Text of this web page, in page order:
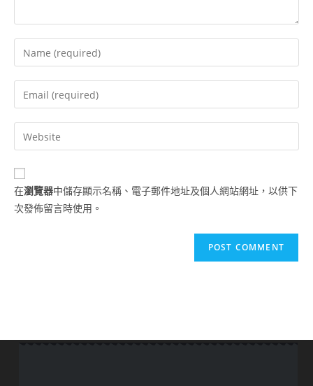
在瀏覽器中儲存顯示名稱、電子郵件地址及個人網站網址，以供下
次發佈留言時使用。